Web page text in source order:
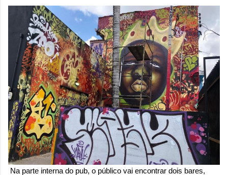
Na parte interna do pub, o público vai encontrar dois bares,